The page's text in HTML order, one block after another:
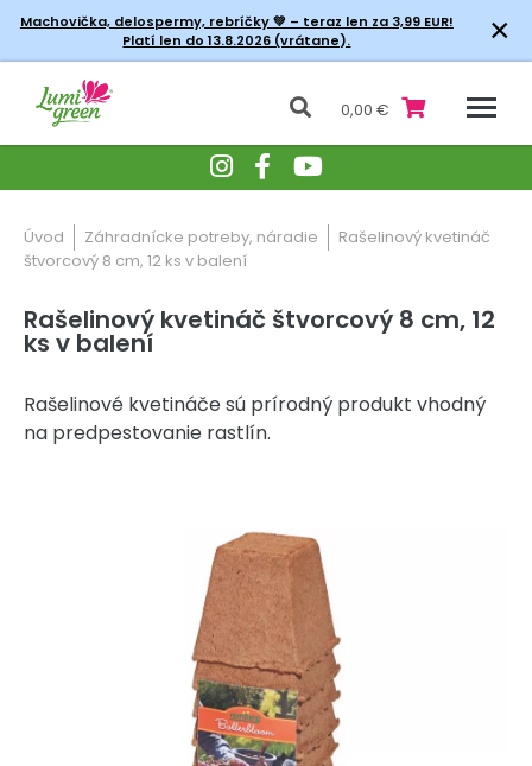
Machovička, delospermy, rebríčky💚 – teraz len za 3,99 EUR!
Platí len do 13.8.2026 (vrátane).
×
0,00 €
Úvod Záhradnícke potreby, náradie
Rašelinový kvetináč
štvorcový 8 cm, 12 ks v balení
Rašelinový kvetináč štvorcový 8 cm, 12
ks v balení
Rašelinové kvetináče sú prírodný produkt vhodný
na predpestovanie rastlín.